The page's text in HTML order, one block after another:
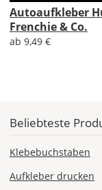
Economy
Deutschland
ohne
Versandkosten 1,99
EUR
Autoaufkleber
Frenchie & Co.
ab 9,49 €
Beliebteste
Klebebuchstaben
Aufkleber drucken